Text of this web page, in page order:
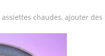
chaudes, ajouter